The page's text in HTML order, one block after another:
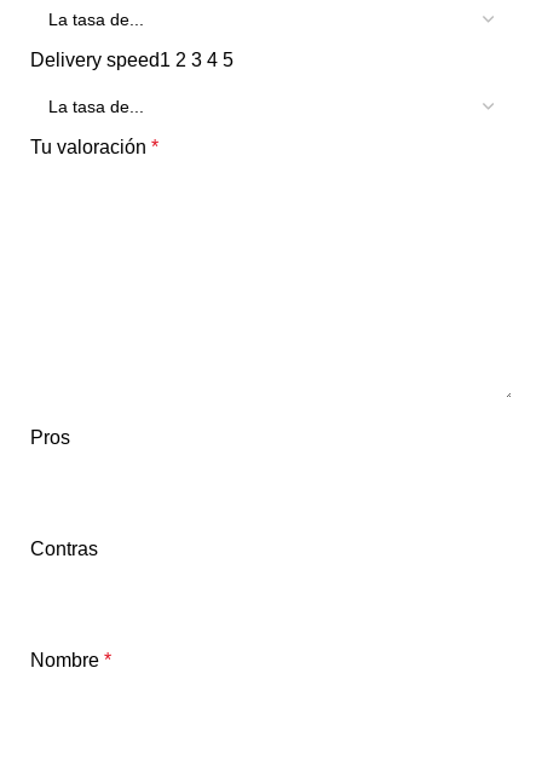
Delivery speed1 2 3 4 5
Tu valoración *
Pros
Contras
Nombre *